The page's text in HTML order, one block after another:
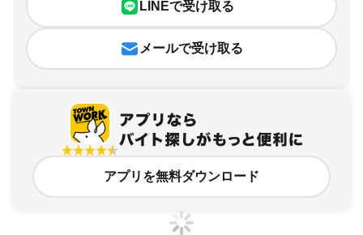
LINEで受け取る
メールで受け取る
アプリを無料ダウンロード